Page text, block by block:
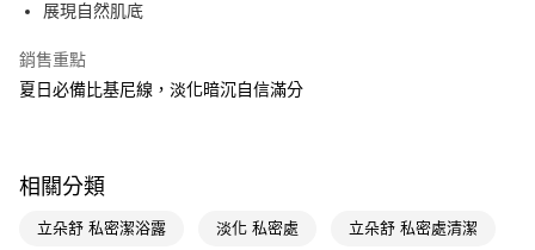
悠遊付
相關說明
【關於「AFTEE先享後付」】
即享券
展現自然肌底
銷售重點
夏日必備比基尼線，淡化暗沉自信滿分
相關分類
立朵舒 私密潔浴露 淡化 私密處 立朵舒 私密處清潔